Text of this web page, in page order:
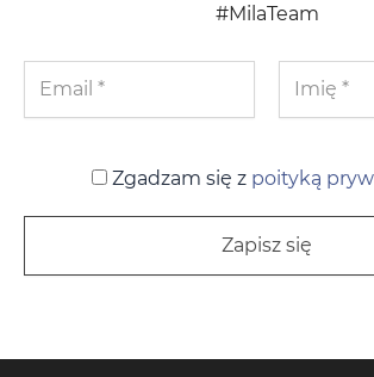
#MilaTeam
Zgadzam się z poityką